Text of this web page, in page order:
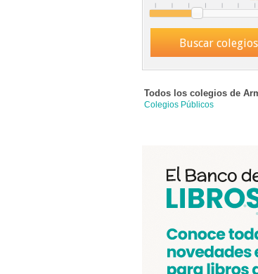
Buscar colegios
Todos los colegios de
Colegios Públicos